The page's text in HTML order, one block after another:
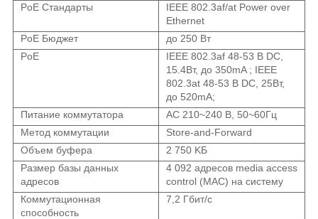
PoE Стандарты
IEEE 802.3af/at Power over
Ethernet
PoE Бюджет
до 250 Вт
PoE
IEEE 802.3af 48-53 В DC,
15.4Вт, до 350mA ; IEEE
802.3at 48-53 В DC, 25Вт,
до 520mA;
Питание коммутатора
АС 210~240 В, 50~60Гц
Метод коммутации
Store-and-Forward
Объем буфера
2 750 KБ
Размер базы данных
адресов
4 092 адресов media access
control (MAC) на систему
Коммутационная
способность
7,2 Гбит/с